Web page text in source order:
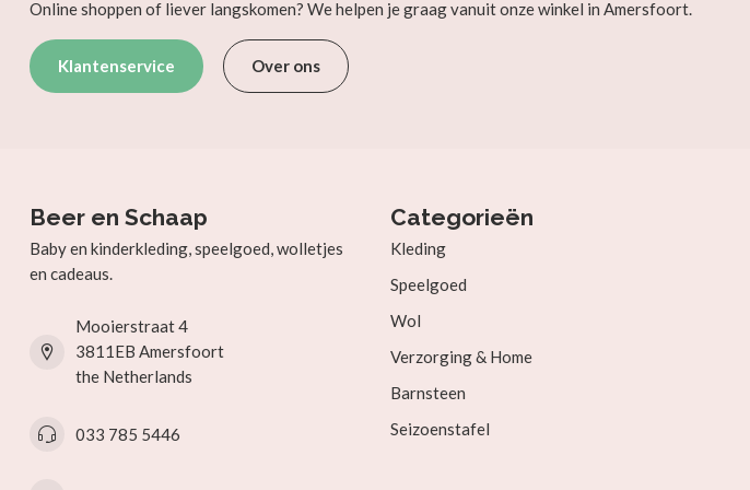
Online shoppen of liever langskomen? We helpen je graag vanuit onze winkel in Amersfoort.
Klantenservice Over ons
Beer en Schaap
Baby en kinderkleding, speelgoed, wolletjes
en cadeaus.
Mooierstraat 4
3811EB Amersfoort
the Netherlands
033 785 5446
Categorieën
Kleding
Speelgoed
Wol
Verzorging & Home
Barnsteen
Seizoenstafel